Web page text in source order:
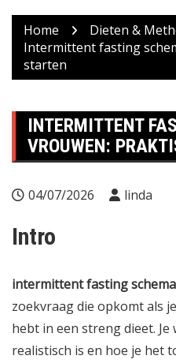
Home
Dieten &
Intermittent fasting
starten
INTERMITTENT
VROUWEN:
04/07/2026 linda
Intro
intermittent fasting
zoekvraag die opkomt als
hebt in een streng dieet.
realistisch is en hoe je het